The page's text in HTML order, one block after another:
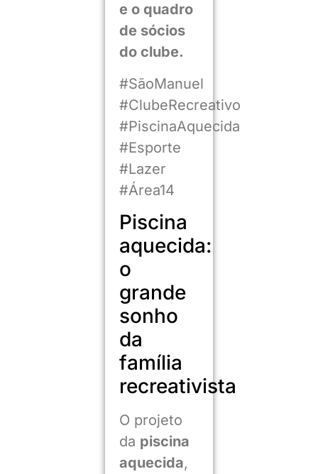
e o quadro
de sócios
do clube.
#SãoManuel
#ClubeRecreativo
#PiscinaAquecida
#Esporte
#Lazer
#Área14
Piscina
aquecida:
o
grande
sonho
da
família
recreativista
O projeto
da piscina
aquecida,